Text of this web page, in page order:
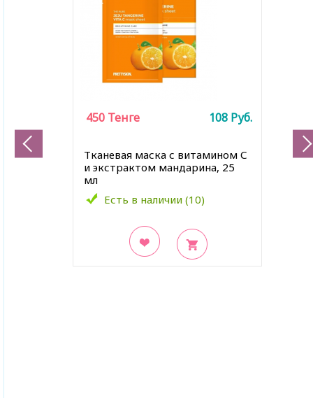
Тканевая маска с витамином С
и экстрактом мандарина, 25
мл
Есть в наличии (10)
450 Тенге 108 Руб.